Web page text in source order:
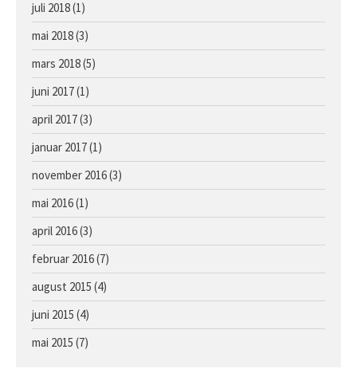
juli 2018(1)
mai 2018(3)
mars 2018(5)
juni 2017(1)
april 2017(3)
januar 2017(1)
november 2016(3)
mai 2016(1)
april 2016(3)
februar 2016(7)
august 2015 (4)
juni 2015 (4)
mai 2015 (7)